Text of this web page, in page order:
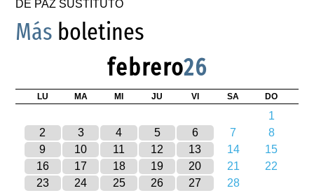
DE PAZ SUSTITUTO
Más boletines
febrero26
LU MA MI JU VI SA DO
1
2
3 4 5 6 7
8
9
10 11 12 13 14
15
16
17 18 19 20 21
22
23
24 25 26 27 28